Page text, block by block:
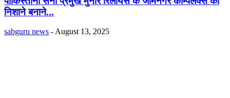
निशाने बनाने...
sabguru news - August 13, 2025